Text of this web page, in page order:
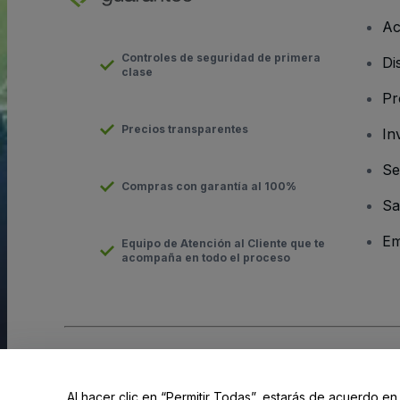
Controles de seguridad de primera
clase
Precios transparentes
Compras con garantía al 100%
Equipo de Atención al Cliente que te
acompaña en todo el proceso
Al hacer clic en “Permitir Todas”, estarás de acuerdo